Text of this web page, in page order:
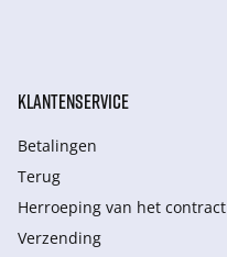
KLANTENSERVICE
Betalingen
Terug
Herroeping van het contract
Verzending